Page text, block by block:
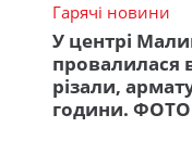
Гарячі новини
У центрі
провалилася
різали,
години. ФОТО